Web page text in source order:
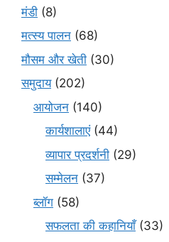
मंडी (8)
मत्स्य पालन (68)
मौसम और खेती (30)
समुदाय(202)
आयोजन (140)
कार्यशालाएं(44)
व्यापार प्रदर्शनी (29)
सम्मेलन (37)
ब्लॉग (58)
सफलता की कहानियाँ(33)